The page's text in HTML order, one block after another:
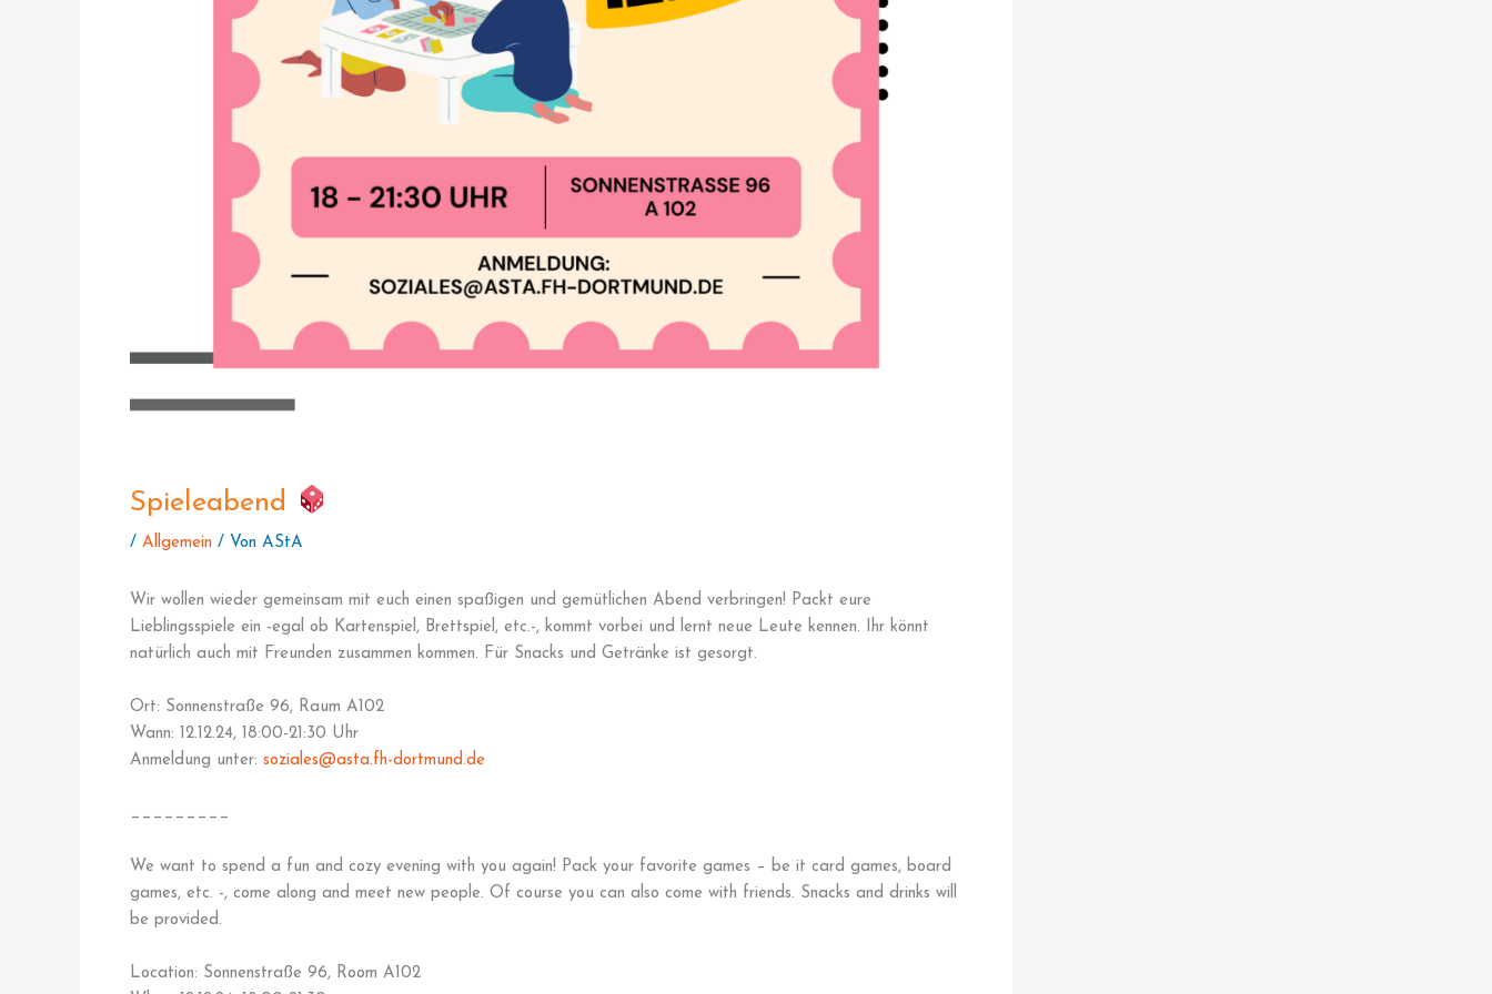
Spieleabend
/ Allgemein / Von AStA
Wir wollen wieder gemeinsam mit euch einen spaßigen und gemütlichen Abend verbringen! Packt eure
Lieblingsspiele ein -egal ob Kartenspiel, Brettspiel, etc.-, kommt vorbei und lernt neue Leute kennen. Ihr könnt
natürlich auch mit Freunden zusammen kommen. Für Snacks und Getränke ist gesorgt.
Ort: Sonnenstraße 96, Raum A102
Wann: 12.12.24, 18:00-21:30 Uhr
Anmeldung unter: soziales@asta.fh-dortmund.de
_________
We want to spend a fun and cozy evening with you again! Pack your favorite games – be it card games, board
games, etc. -, come along and meet new people. Of course you can also come with friends. Snacks and drinks will
be provided.
Location: Sonnenstraße 96, Room A102